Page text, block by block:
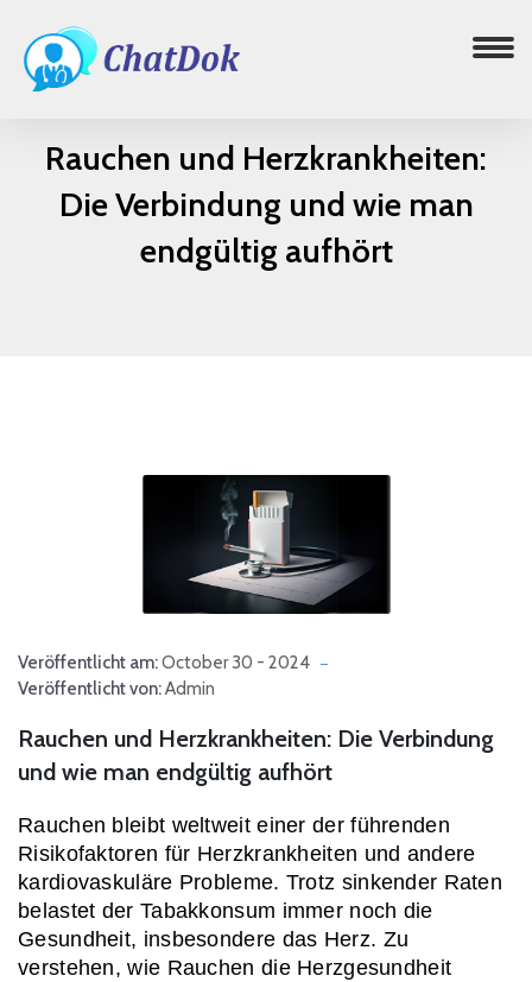
Rauchen und Herzkrankheiten:
Die Verbindung und wie man
endgültig aufhört
Veröffentlicht am:October 30 - 2024
Veröffentlicht von:Admin
Rauchen und Herzkrankheiten: Die Verbindung
und wie man endgültig aufhört
Rauchen bleibt weltweit einer der führenden
Risikofaktoren für Herzkrankheiten und andere
kardiovaskuläre Probleme. Trotz sinkender Raten
belastet der Tabakkonsum immer noch die
Gesundheit, insbesondere das Herz. Zu
verstehen, wie Rauchen die Herzgesundheit